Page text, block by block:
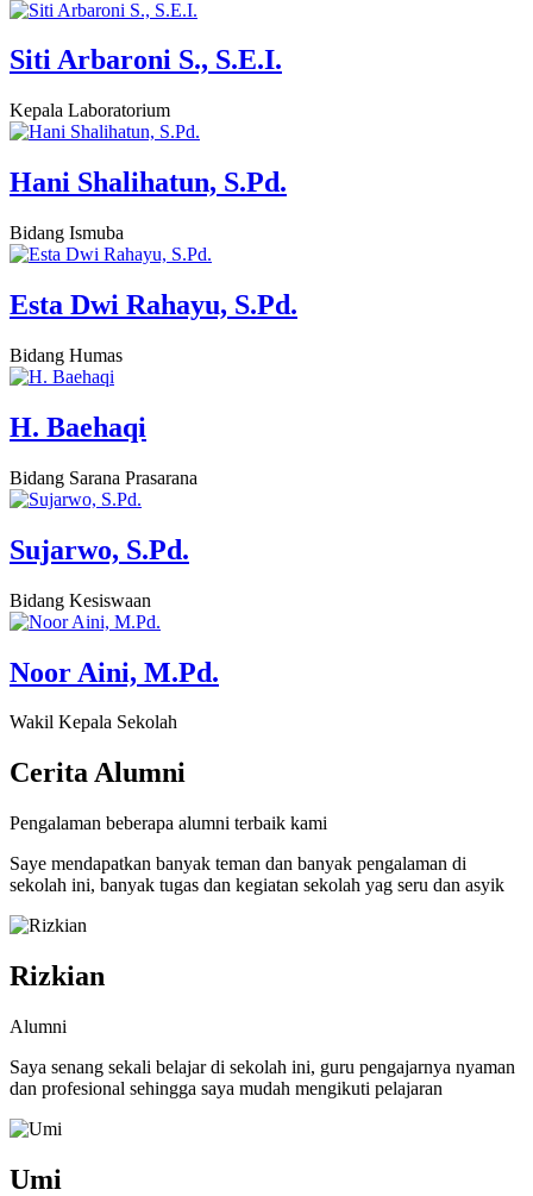
Siti Arbaroni S., S.E.I.
Kepala Laboratorium
Hani Shalihatun, S.Pd.
Bidang Ismuba
Esta Dwi Rahayu, S.Pd.
Bidang Humas
H. Baehaqi
Bidang Sarana Prasarana
Sujarwo, S.Pd.
Bidang Kesiswaan
Noor Aini, M.Pd.
Wakil Kepala Sekolah
CeritaAlumni
Pengalaman beberapa alumni terbaik kami
Saye mendapatkan banyak teman dan banyak pengalaman di
sekolah ini, banyak tugas dan kegiatan sekolah yag seru dan asyik
Rizkian
Alumni
Saya senang sekali belajar di sekolah ini, guru pengajarnya nyaman
dan profesional sehingga saya mudah mengikuti pelajaran
Umi